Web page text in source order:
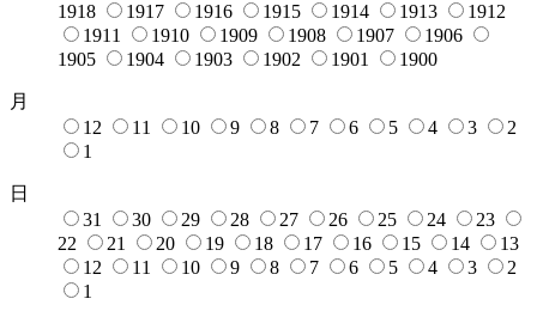
1918
1917 1916 1915 1914 1913
1912
1911
1910 1909 1908 1907
1906
1905
1904 1903 1902 1901 1900
月
12
11 10 9 8 7 6 5 4 3
2
1
日
31
30 29 28 27 26 25 24
23
22
21 20 19 18 17 16 15 14
13
12
11 10 9 8 7 6 5 4 3
2
1